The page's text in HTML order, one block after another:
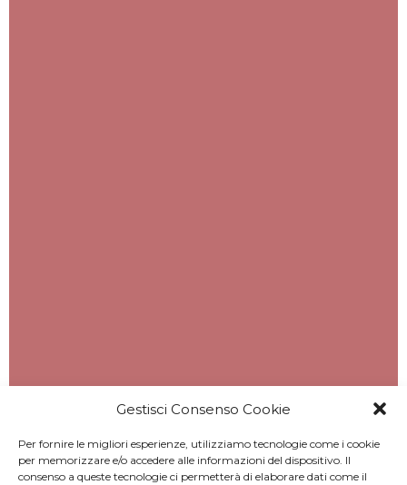
Gestisci Consenso Cookie
Per fornire le migliori esperienze, utilizziamo tecnologie come i cookie
per memorizzare e/o accedere alle informazioni del dispositivo. Il
consenso a queste tecnologie ci permetterà di elaborare dati come il